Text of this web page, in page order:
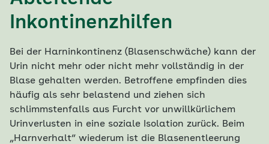
Inkontinenzhilfen
Bei der Harninkontinenz (Blasenschwäche) kann der
Urin nicht mehr oder nicht mehr vollständig in der
Blase gehalten werden. Betroffene empfinden dies
häufig als sehr belastend und ziehen sich
schlimmstenfalls aus Furcht vor unwillkürlichem
Urinverlusten in eine soziale Isolation zurück. Beim
„Harnverhalt“ wiederum ist die Blasenentleerung